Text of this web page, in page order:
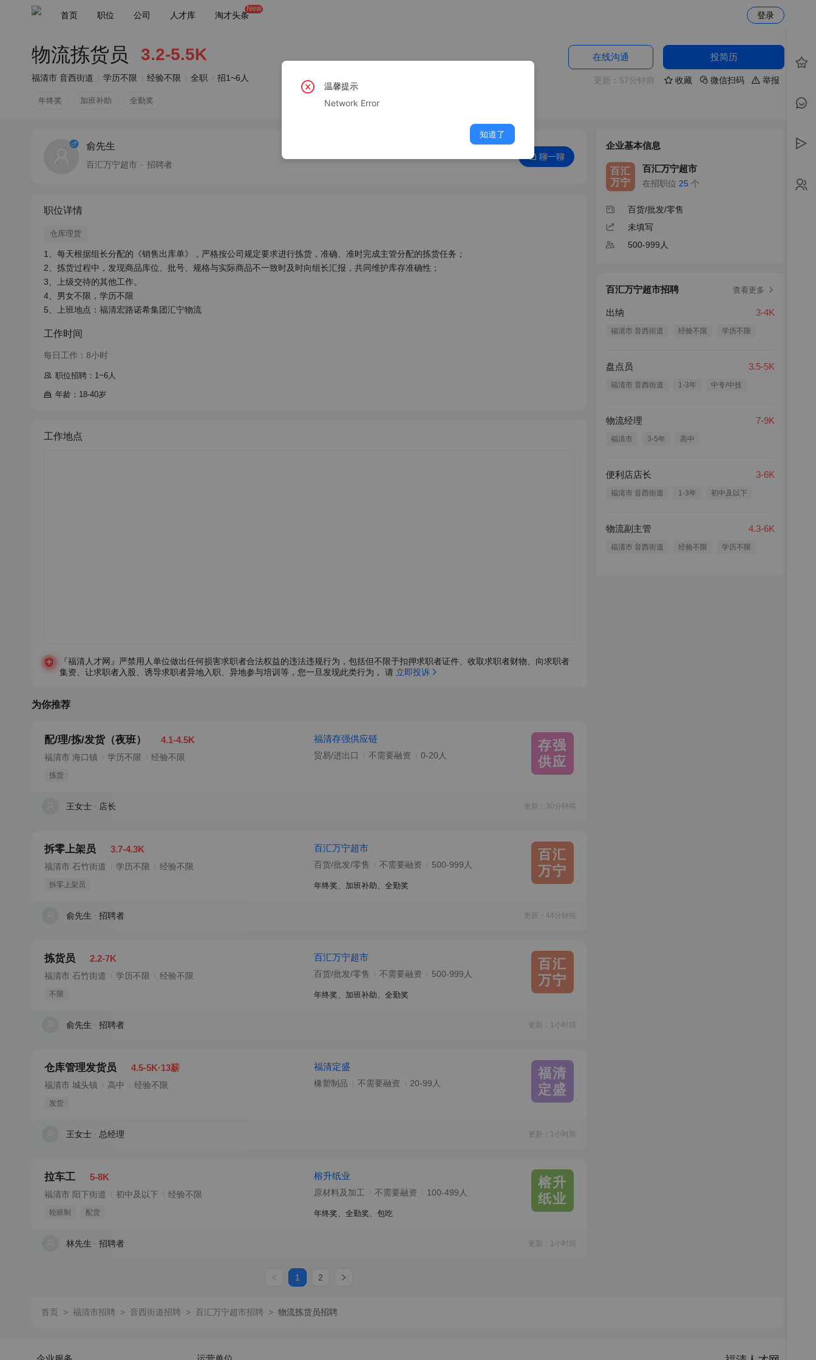
首页 职位 公司 人才库 淘才头条
New
登录
物流拣货员 3.2-5.5K
福清市 音西街道 学历不限 经验不限 全职 招1~6人
年终奖 加班补助 全勤奖
在线沟通 投简历
更新：57分钟前 收藏 微信扫码 举报
俞先生
百汇万宁超市 招聘者
聊一聊
职位详情
仓库理货
1、每天根据组长分配的《销售出库单》，严格按公司规定要求进行拣货，准确、准时完成主管分配的拣货任务；
2、拣货过程中，发现商品库位、批号、规格与实际商品不一致时及时向组长汇报，共同维护库存准确性；
3、上级交待的其他工作。
4、男女不限，学历不限
5、上班地点：福清宏路诺希集团汇宁物流
工作时间
每日工作：8小时
职位招聘：1~6人
年龄：18-40岁
工作地点
『福清人才网』严禁用人单位做出任何损害求职者合法权益的违法违规行为，包括但不限于扣押求职者证件、收取求职者财物、向求职者
集资、让求职者入股、诱导求职者异地入职、异地参与培训等，您一旦发现此类行为， 请 立即投诉
为你推荐
配/理/拣/发货（夜班） 4.1-4.5K
福清市 海口镇 学历不限 经验不限
拣货
福清存强供应链
贸易/进出口 不需要融资 0-20人
存强
供应
王女士 店长 更新：30分钟前
拆零上架员 3.7-4.3K
福清市 石竹街道 学历不限 经验不限
拆零上架员
百汇万宁超市
百货/批发/零售 不需要融资 500-999人
年终奖、加班补助、全勤奖
百汇
万宁
俞先生 招聘者 更新：44分钟前
拣货员 2.2-7K
福清市 石竹街道 学历不限 经验不限
不限
百汇万宁超市
百货/批发/零售 不需要融资 500-999人
年终奖、加班补助、全勤奖
百汇
万宁
俞先生 招聘者 更新：1小时前
仓库管理发货员 4.5-5K·13薪
福清市 城头镇 高中 经验不限
发货
福清定盛
橡塑制品 不需要融资 20-99人
福清
定盛
王女士 总经理 更新：1小时前
拉车工 5-8K
福清市 阳下街道 初中及以下 经验不限
轮班制 配货
榕升纸业
原材料及加工 不需要融资 100-499人
年终奖、全勤奖、包吃
榕升
纸业
林先生 招聘者 更新：1小时前
1 2
企业基本信息
百汇
万宁
百汇万宁超市
在招职位 25 个
百货/批发/零售
未填写
500-999人
百汇万宁超市招聘 查看更多
出纳 3-4K
福清市 音西街道 经验不限 学历不限
盘点员 3.5-5K
福清市 音西街道 1-3年 中专/中技
物流经理 7-9K
福清市 3-5年 高中
便利店店长 3-6K
福清市 音西街道 1-3年 初中及以下
物流副主管 4.3-6K
福清市 音西街道 经验不限 学历不限
首页 > 福清市招聘 > 音西街道招聘 > 百汇万宁超市招聘 > 物流拣货员招聘
温馨提示
Network Error
知道了